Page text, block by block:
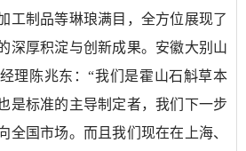
工制品等琳琅满目，全方位展现了
深厚积淀与创新成果。安徽大别山
理陈兆东：“我们是霍山石斛草本
是标准的主导制定者，我们下一步
全国市场。而且我们现在在上海、